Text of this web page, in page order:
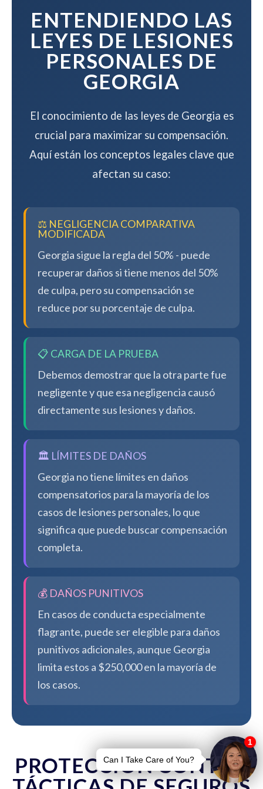
ENTENDIENDO LAS
LEYES DE LESIONES
PERSONALES DE
GEORGIA
El conocimiento de las leyes de Georgia es
crucial para maximizar su compensación.
Aquí están los conceptos legales clave que
afectan su caso:
⚖️ NEGLIGENCIA COMPARATIVA
MODIFICADA
Georgia sigue la regla del 50% - puede
recuperar daños si tiene menos del 50%
de culpa, pero su compensación se
reduce por su porcentaje de culpa.
📋 CARGA DE LA PRUEBA
Debemos demostrar que la otra parte fue
negligente y que esa negligencia causó
directamente sus lesiones y daños.
🏛️ LÍMITES DE DAÑOS
Georgia no tiene límites en daños
compensatorios para la mayoría de los
casos de lesiones personales, lo que
significa que puede buscar compensación
completa.
💰 DAÑOS PUNITIVOS
En casos de conducta especialmente
flagrante, puede ser elegible para daños
punitivos adicionales, aunque Georgia
limita estos a $250,000 en la mayoría de
los casos.
PROTECCIÓN CONTRA